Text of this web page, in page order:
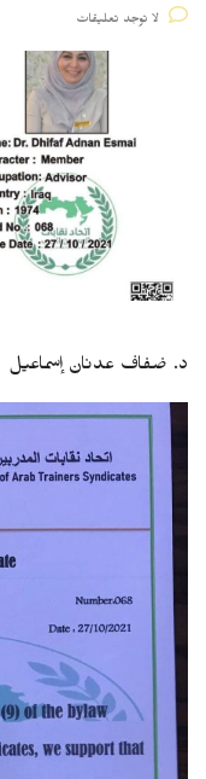
لا توجد تعليقات
د. ضفاف عدنان إسماعيل